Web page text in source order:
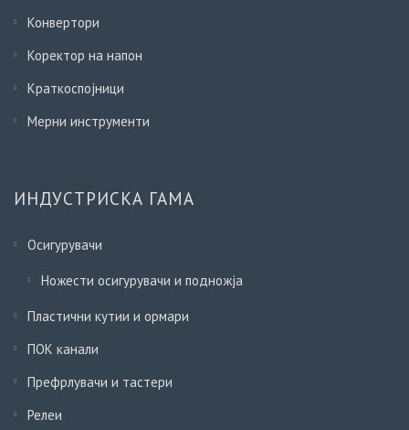
Конвертори
Коректор на напон
Краткоспојници
Мерни инструменти
ИНДУСТРИСКА ГАМА
Осигурувачи
Ножести осигурувачи и подножја
Пластични кутии и ормари
ПОК канали
Префрлувачи и тастери
Релеи